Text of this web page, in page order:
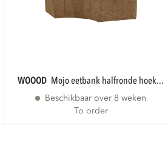
WOOOD mojo eetbank halfronde hoek...
Beschikbaar over 8 weken
To order